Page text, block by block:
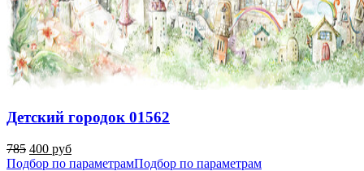
Детский городок 01562
785 400 руб
Подбор по параметрамПодбор по параметрам